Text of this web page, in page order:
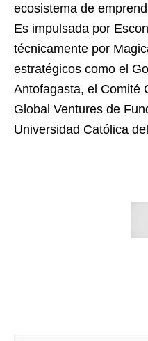
ecosistema de
Es impulsada por
técnicamente por
estratégicos como el
Antofagasta, el Comité
Global Ventures de
Universidad Católica